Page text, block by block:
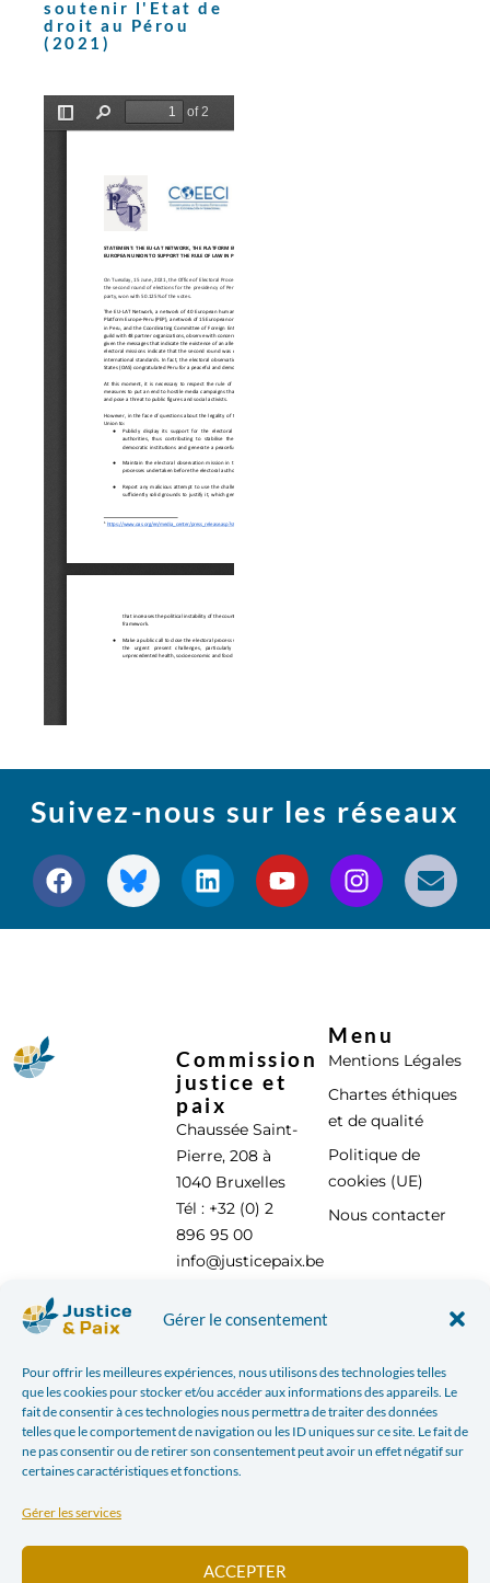
Gérer le consentement
Pour offrir les meilleures expériences, nous utilisons des technologies telles
que les cookies pour stocker et/ou accéder aux informations des appareils. Le
fait de consentir à ces technologies nous permettra de traiter des données
telles que le comportement de navigation ou les ID uniques sur ce site. Le fait de
ne pas consentir ou de retirer son consentement peut avoir un effet négatif sur
certaines caractéristiques et fonctions.
Gérer les services
ACCEPTER
soutenir l'Etat de
droit au Pérou
(2021)
Suivez-nous sur les réseaux
Commission
justice et
paix
Chaussée Saint-
Pierre, 208 à
1040 Bruxelles
Tél : +32 (0) 2
896 95 00
info@justicepaix.be
Menu
Mentions Légales
Chartes éthiques
et de qualité
Politique de
cookies (UE)
Nous contacter